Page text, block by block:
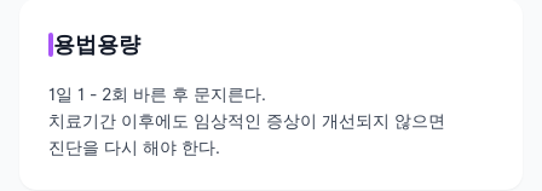
용법용량
1일 1 - 2회 바른 후 문지른다.
치료기간 이후에도 임상적인 증상이 개선되지 않으면
진단을 다시 해야 한다.